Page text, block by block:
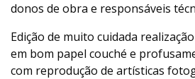
donos de obra e responsáveis
Edição de muito cuidada
em bom papel couché e
com reprodução de artísticas